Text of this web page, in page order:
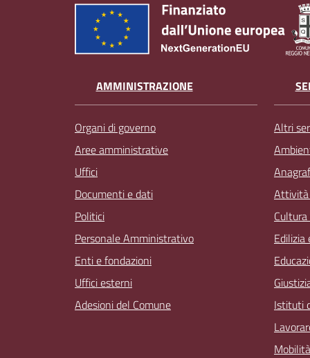
AMMINISTRAZIONE
Organi di governo
Aree amministrative
Uffici
Documenti e dati
Politici
Personale Amministrativo
Enti e fondazioni
Uffici esterni
Adesioni del Comune
Altri
Attività
Edilizia
Istituti